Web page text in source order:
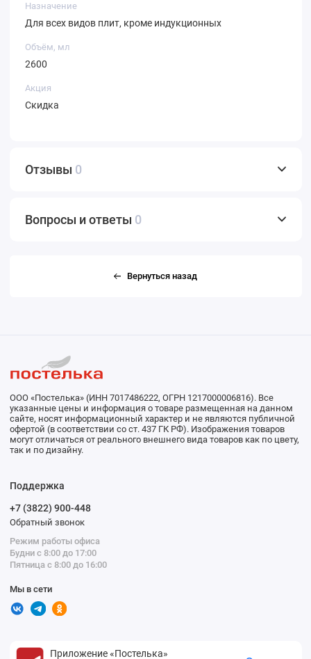
Назначение
Для всех видов плит, кроме индукционных
Объём, мл
2600
Акция
Скидка
Отзывы 0
Вопросы и ответы 0
Вернуться назад
ООО «Постелька» (ИНН 7017486222, ОГРН 1217000006816). Все
указанные цены и информация о товаре размещенная на данном
сайте, носят информационный характер и не являются публичной
офертой (в соответствии со ст. 437 ГК РФ). Изображения товаров
могут отличаться от реального внешнего вида товаров как по цвету,
так и по дизайну.
Поддержка
+7 (3822) 900-448
Обратный звонок
Режим работы офиса
Будни с 8:00 до 17:00
Пятница с 8:00 до 16:00
Мы в сети
Приложение «Постелька»